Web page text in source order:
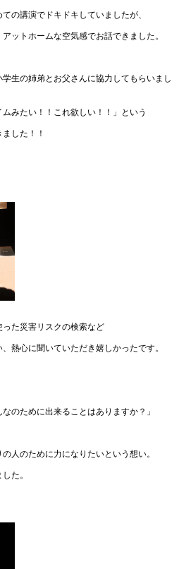
の講演でドキドキしていましたが、
ットホームな空気感でお話できました。
生の姉弟とお父さんに協力してもらいまし
みたい！！これ欲しい！！」という
した！！
た災害リスクの検索など
熱心に聞いていただき嬉しかったです。
のために出来ることはありますか？」
人のために力になりたいという想い。
た。